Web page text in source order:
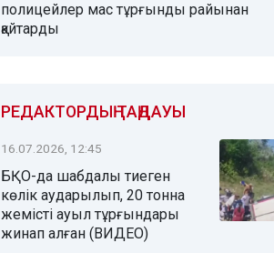
полицейлер мас тұрғынды райынан
қайтарды
РЕДАКТОРДЫҢ ТАҢДАУЫ
16.07.2026, 12:45
БҚО-да шабдалы тиеген
көлік аударылып, 20 тонна
жемісті ауыл тұрғындары
жинап алған (ВИДЕО)